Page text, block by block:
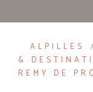
ALPILLES
&
REMY DE